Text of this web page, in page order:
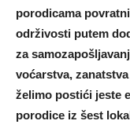
porodicama
održivosti putem
za
voćarstva,
želimo postići jeste
porodice iz šest